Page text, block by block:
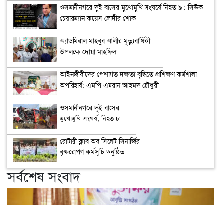
ওসমানীনগরে দুই বাসের মুখোমুখি সংঘর্ষে নিহত ৯ : সিউক
চেয়ারম্যান কয়েস লোদীর শোক
অ্যাডমিরাল মাহবুব আলীর মৃত্যুবার্ষিকী
উপলক্ষে দোয়া মাহফিল
‎আইনজীবীদের পেশাগত দক্ষতা বৃদ্ধিতে প্রশিক্ষণ কর্মশালা
অপরিহার্য: এমপি এমরান আহমদ চৌধুরী
ওসমানীনগরে দুই বাসের
মুখোমুখি সংঘর্ষ, নিহত ৮
রোটারী ক্লাব অব সিলেট সিনার্জির
বৃক্ষরোপণ কর্মসূচি অনুষ্ঠিত
সর্বশেষ সংবাদ